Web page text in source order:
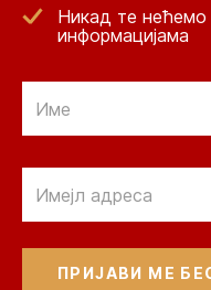
Никад те нећемо
информацијама